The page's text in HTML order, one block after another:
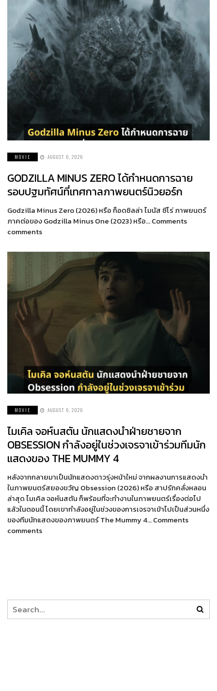
MOVIE AUGUST 6, 2026
GODZILLA MINUS ZERO ได้กำหนดการฉาย
รอบปฐมทัศน์ที่เทศกาลภาพยนตร์นิวยอร์ก
Godzilla Minus Zero (2026) หรือ ก็อดซิลล่า ไมนัส ซีโร่ ภาพยนตร์
ภาคต่อของ Godzilla Minus One (2023) หรือ… Comments
comments
MOVIE AUGUST 6, 2026
ไมเคิล จอห์นสตัน นักแสดงนำฝ่ายชายจาก
OBSESSION กำลังอยู่ในช่วงเจรจาเข้าร่วมทีมนัก
แสดงของ THE MUMMY 4
หลังจากกลายมาเป็นนักแสดงดาวรุ่งหน้าใหม่ จากผลงานการแสดงนำ
ในภาพยนตร์สยองขวัญ Obsession (2026) หรือ สาปรักคลั่งหลอน
ล่าสุด ไมเคิล จอห์นสตัน ก็พร้อมที่จะทำงานในภาพยนตร์เรื่องต่อไป
แล้วในตอนนี้ โดยเขากำลังอยู่ในช่วงของการเจรจาเข้าไปเป็นส่วนหนึ่ง
ของทีมนักแสดงของภาพยนตร์ The Mummy 4… Comments
comments